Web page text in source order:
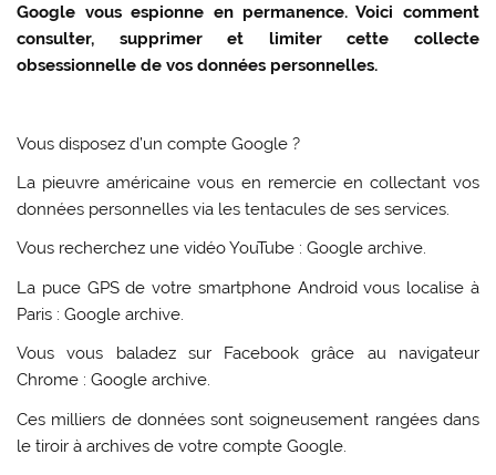
Google vous espionne en permanence. Voici comment
consulter, supprimer et limiter cette collecte
obsessionnelle de vos données personnelles.
Vous disposez d’un compte Google ?
La pieuvre américaine vous en remercie en collectant vos
données personnelles via les tentacules de ses services.
Vous recherchez une vidéo YouTube : Google archive.
La puce GPS de votre smartphone Android vous localise à
Paris : Google archive.
Vous vous baladez sur Facebook grâce au navigateur
Chrome : Google archive.
Ces milliers de données sont soigneusement rangées dans
le tiroir à archives de votre compte Google.